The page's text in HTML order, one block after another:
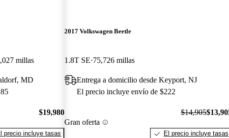
millas
MD
$19,980
precio incluye tasas
2017 Volkswagen Beetle
1.8T SE 75,726 millas
Entrega a domicilio desde Keyport, NJ
El precio incluye envío de $222
Gran oferta
$14,905
El precio incluye tasas